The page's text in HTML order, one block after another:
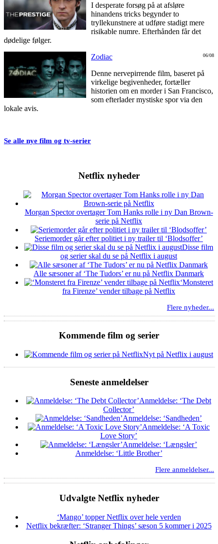
I desperate forsøg på at afsløre
hinandens tricks begynder to
tryllekunstnere at udføre stadigt mere
risikable numre. Efterhånden får det
dødelige følger.
06/08
Zodiac
Denne nervepirrende film, baseret på
virkelige begivenheder, fortæller
historien om en morder i San Francisco,
som efterlader mystiske spor via den
lokale avis.
Se alle nye film og tv-serier
Netflix nyheder
Morgan Spector overtager Tom Hanks rolle i ny Dan Brown-
serie på Netflix
Seriemorder går efter politiet i ny trailer til ‘Blodsoffer’
Disse film
og serier skal du se på Netflix i august
Alle sæsoner af ‘The Tudors’ er nu på Netflix Danmark
‘Monsteret
fra Firenze’ vender tilbage på Netflix
Flere nyheder...
Kommende film og serier
Nyt på Netflix i august
Seneste anmeldelser
Anmeldelse: ‘The Debt
Collector’
Anmeldelse: ‘Sandheden’
Anmeldelse: ‘A Toxic
Love Story’
Anmeldelse: ‘Længsler’
Anmeldelse: ‘Little Brother’
Flere anmeldelser...
Udvalgte Netflix nyheder
‘Mango’ topper Netflix over hele verden
Netflix bekræfter: ‘Stranger Things’ sæson 5 kommer i 2025